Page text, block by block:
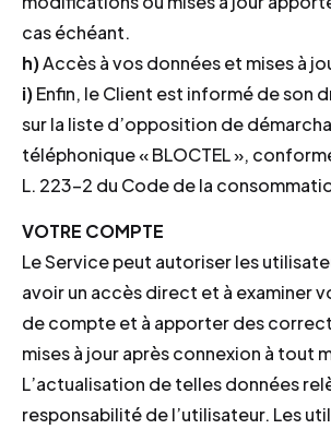
cas échéant.
h)Accès à vos données et mises à
i)Enfin, le Client est informé de son
sur la liste d’opposition de
téléphonique « BLOCTEL »,
L. 223-2 du Code de la
VOTRE COMPTE
Le Service peut autoriser les
avoir un accès direct et à examiner
de compte et à apporter des
mises à jour après connexion à tout
L’actualisation de telles données
responsabilité de l’utilisateur. Les